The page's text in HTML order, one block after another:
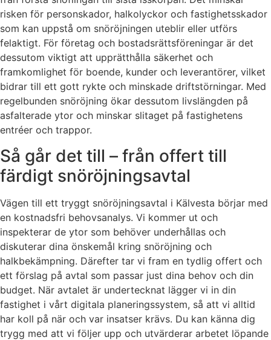
risken för personskador, halkolyckor och fastighetsskador
som kan uppstå om snöröjningen uteblir eller utförs
felaktigt. För företag och bostadsrättsföreningar är det
dessutom viktigt att upprätthålla säkerhet och
framkomlighet för boende, kunder och leverantörer, vilket
bidrar till ett gott rykte och minskade driftstörningar. Med
regelbunden snöröjning ökar dessutom livslängden på
asfalterade ytor och minskar slitaget på fastighetens
entréer och trappor.
Så går det till – från offert till
färdigt snöröjningsavtal
Vägen till ett tryggt snöröjningsavtal i Kälvesta börjar med
en kostnadsfri behovsanalys. Vi kommer ut och
inspekterar de ytor som behöver underhållas och
diskuterar dina önskemål kring snöröjning och
halkbekämpning. Därefter tar vi fram en tydlig offert och
ett förslag på avtal som passar just dina behov och din
budget. När avtalet är undertecknat lägger vi in din
fastighet i vårt digitala planeringssystem, så att vi alltid
har koll på när och var insatser krävs. Du kan känna dig
trygg med att vi följer upp och utvärderar arbetet löpande